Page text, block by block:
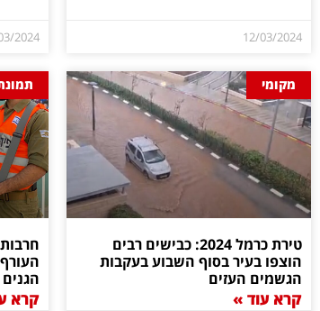
12/03/2024
2024
מקומי
טירת כרמל 2024: כבישים רבים
הוצפו בעיר בסוף השבוע בעקבות
הגשמים העזים
קרא עוד »
חרבות
קרא